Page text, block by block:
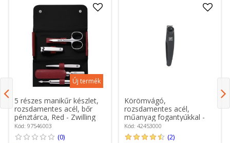
Új termék
5 részes manikűr készlet,
rozsdamentes acél, bőr
pénztárca, Red - Zwilling
Classic Inox
Kód: 97546003
(0)
Körömvágó,
rozsdamentes acél,
műanyag fogantyúkkal -
Zwilling
Kód: 42453000
(2)